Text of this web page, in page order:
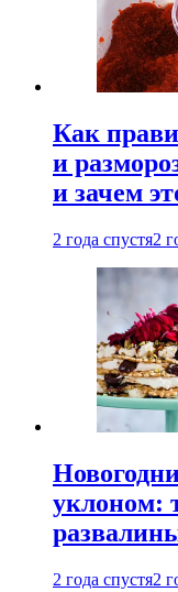
Как
и
и зачем
2 года спустя2
уклоном:
2 года спустя2